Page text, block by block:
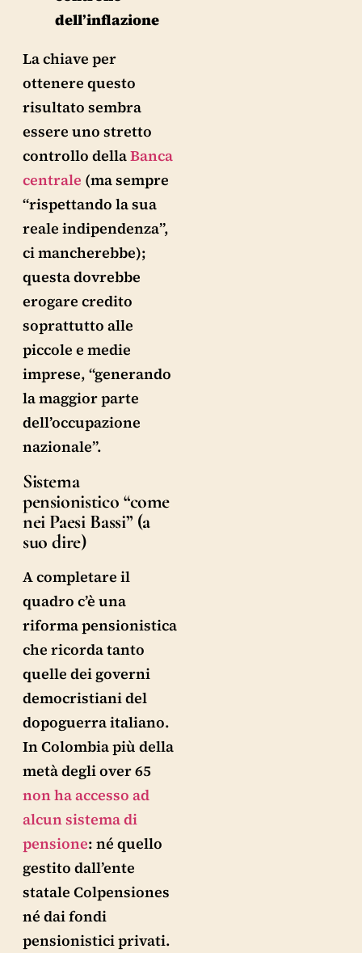
dell’inflazione
La chiave per
ottenere questo
risultato sembra
essere uno stretto
controllo dellaBanca
centrale (ma sempre
“rispettando la sua
reale indipendenza”,
ci mancherebbe);
questa dovrebbe
erogare credito
soprattutto alle
piccole e medie
imprese, “generando
la maggior parte
dell’occupazione
nazionale”.
Sistema
pensionistico “come
nei Paesi Bassi” (a
suo dire)
A completare il
quadro c’è una
riforma pensionistica
che ricorda tanto
quelle dei governi
democristiani del
dopoguerra italiano.
In Colombia più della
metà degli over 65
non ha accesso ad
alcun sistema di
pensione: né quello
gestito dall’ente
statale Colpensiones
né dai fondi
pensionistici privati.